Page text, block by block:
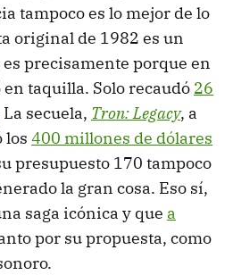
tampoco es lo mejor de lo
original de 1982 es un
precisamente porque en
taquilla. Solo recaudó 26
La secuela, Tron: Legacy, a
los 400 millones de dólares
presupuesto 170 tampoco
la gran cosa. Eso sí,
saga icónica y que a
por su propuesta, como